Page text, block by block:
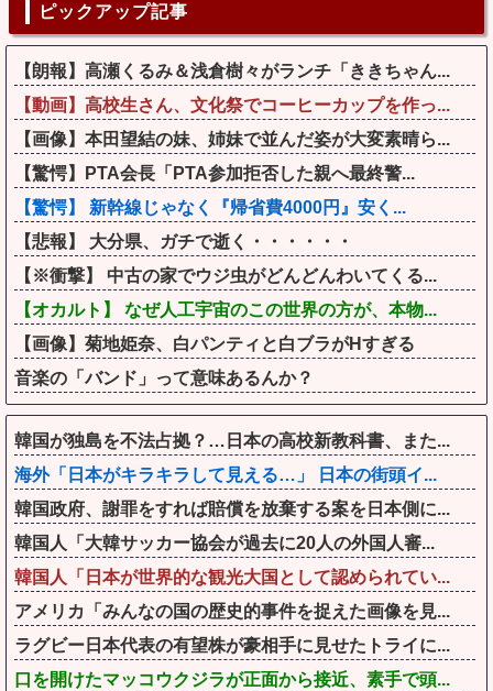
ピックアップ記事
【朗報】高瀬くるみ＆浅倉樹々がランチ「ききちゃん...
【動画】高校生さん、文化祭でコーヒーカップを作っ...
【画像】本田望結の妹、姉妹で並んだ姿が大変素晴ら...
【驚愕】PTA会長「PTA参加拒否した親へ最終警...
【驚愕】 新幹線じゃなく『帰省費4000円』安く...
【悲報】 大分県、ガチで逝く・・・・・・
【※衝撃】 中古の家でウジ虫がどんどんわいてくる...
【オカルト】 なぜ人工宇宙のこの世界の方が、本物...
【画像】菊地姫奈、白パンティと白ブラがHすぎる
音楽の「バンド」って意味あるんか？
韓国が独島を不法占拠？…日本の高校新教科書、また...
海外「日本がキラキラして見える…」 日本の街頭イ...
韓国政府、謝罪をすれば賠償を放棄する案を日本側に...
韓国人「大韓サッカー協会が過去に20人の外国人審...
韓国人「日本が世界的な観光大国として認められてい...
アメリカ「みんなの国の歴史的事件を捉えた画像を見...
ラグビー日本代表の有望株が豪相手に見せたトライに...
口を開けたマッコウクジラが正面から接近、素手で頭...